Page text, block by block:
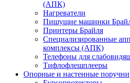
(АПК)
Нагреватели
Пишущие машинки
Принтеры Брайля
Специализированные
комплексы (АПК)
Телефоны для
Тифлофлешплееры
Опорные и настенные поручни